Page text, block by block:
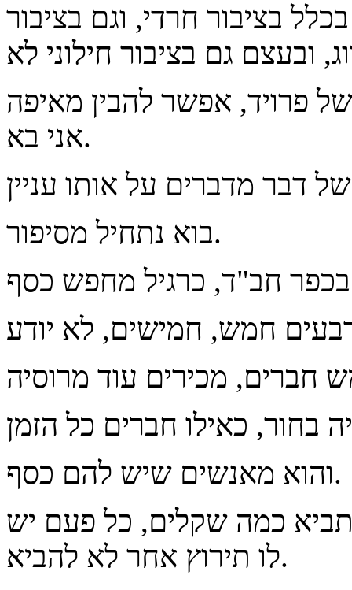
בציבור חרדי, וגם בציבור
פרויד, אפשר להבין מאיפה
אני בא.
בוא נתחיל מסיפור.
והוא מאנשים שיש להם כסף.
תביא כמה שקלים, כל פעם יש
לו תירוץ אחר לא להביא.